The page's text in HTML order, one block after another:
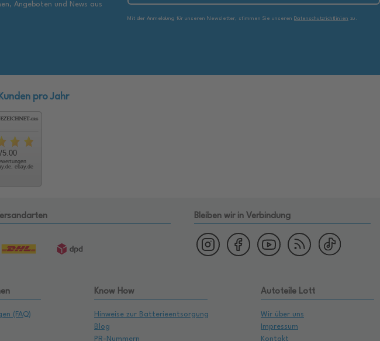
Angeboten und News aus
Mit der Anmeldung für unseren Newsletter, stimmen Sie unseren Datenschutzrichtlinien zu.
pro Jahr
/5.00
ebay.de
Bleiben wir in Verbindung
(FAQ)
Know How
Hinweise zur Batterieentsorgung
Blog
PR-Nummern
Autoteile Lott
Wir über uns
Impressum
Kontakt